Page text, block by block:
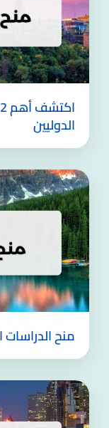
الدوليين
منح الدراسات